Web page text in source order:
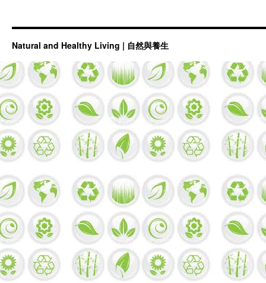
Natural and Healthy Living | 自然與養生